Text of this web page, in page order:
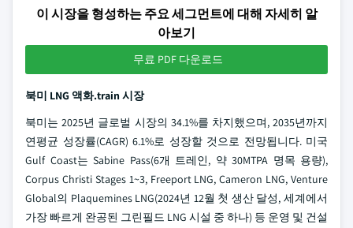
이 시장을 형성하는 주요 세그먼트에 대해 자세히 알
아보기
무료 PDF 다운로드
북미 LNG 액화.train 시장
북미는 2025년 글로벌 시장의 34.1%를 차지했으며, 2035년까지
연평균 성장률(CAGR) 6.1%로 성장할 것으로 전망됩니다. 미국
Gulf Coast는 Sabine Pass(6개 트레인, 약 30MTPA 명목 용량),
Corpus Christi Stages 1~3, Freeport LNG, Cameron LNG, Venture
Global의 Plaquemines LNG(2024년 12월 첫 생산 달성, 세계에서
가장 빠르게 완공된 그린필드 LNG 시설 중 하나) 등 운영 및 건설